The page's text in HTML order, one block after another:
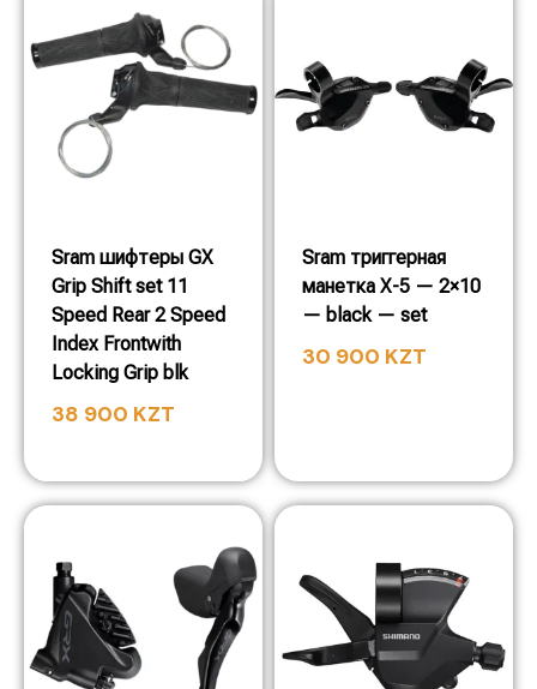
Sram шифтеры GX
Grip Shift set 11
Speed Rear 2 Speed
Index Frontwith
Locking Grip blk
38 900 KZT
Sram триггерная
манетка X-5 — 2×10
— black — set
30 900 KZT